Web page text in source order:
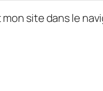
site dans le